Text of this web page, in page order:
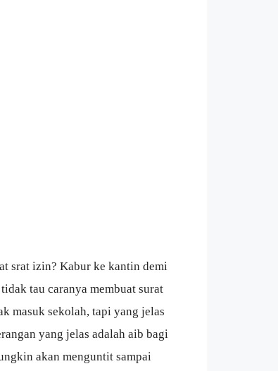
srat izin? Kabur ke kantin demi
tau caranya membuat surat
masuk sekolah, tapi yang jelas
yang jelas adalah aib bagi
akan menguntit sampai